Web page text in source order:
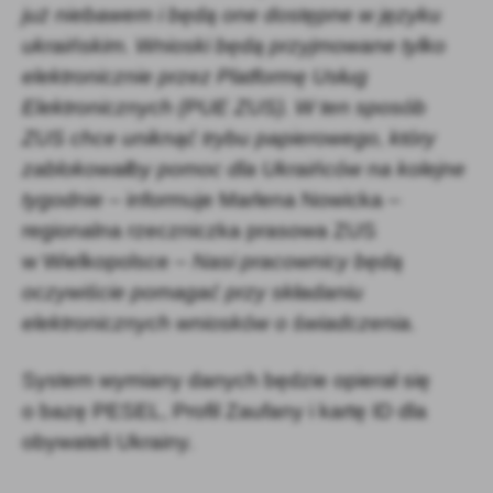
już niebawem i będą one dostępne w języku
ukraińskim. Wnioski będą przyjmowane tylko
elektronicznie przez Platformę Usług
Elektronicznych (PUE ZUS). W ten sposób
ZUS chce uniknąć trybu papierowego, który
zablokowałby pomoc dla Ukraińców na kolejne
tygodnie – informuje Marlena Nowicka –
regionalna rzeczniczka prasowa ZUS
w Wielkopolsce –
Nasi pracownicy będą
oczywiście pomagać przy składaniu
elektronicznych wniosków o świadczenia.
System wymiany danych będzie opierał się
o bazę PESEL, Profil Zaufany i kartę ID dla
obywateli Ukrainy.